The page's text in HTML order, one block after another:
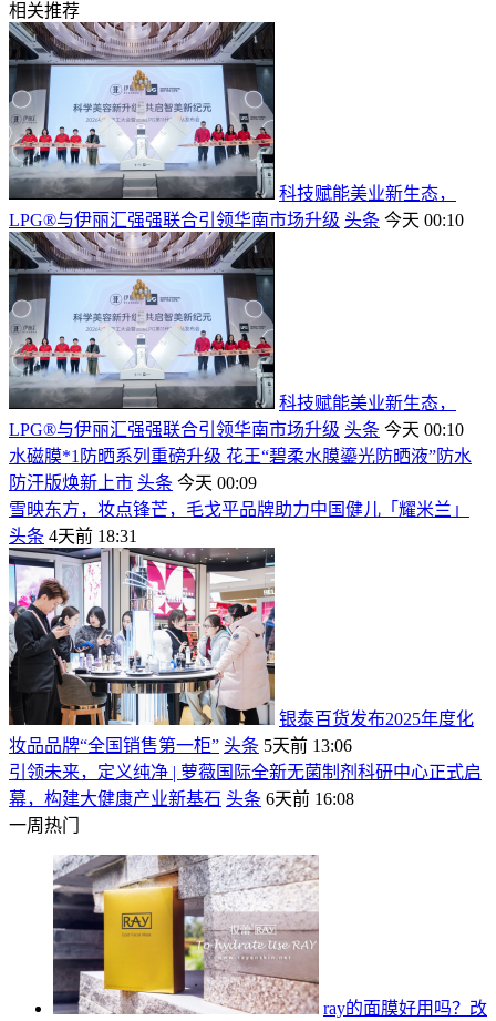
相关推荐
科技赋能美业新生态，
LPG®与伊丽汇强强联合引领华南市场升级 头条 今天 00:10
科技赋能美业新生态，
LPG®与伊丽汇强强联合引领华南市场升级 头条 今天 00:10
水磁膜*1防晒系列重磅升级 花王“碧柔水膜鎏光防晒液”防水
防汗版焕新上市 头条 今天 00:09
雪映东方，妆点锋芒，毛戈平品牌助力中国健儿「耀米兰」
头条 4天前 18:31
银泰百货发布2025年度化
妆品品牌“全国销售第一柜” 头条 5天前 13:06
引领未来，定义纯净 | 萝薇国际全新无菌制剂科研中心正式启
幕，构建大健康产业新基石 头条 6天前 16:08
一周热门
ray的面膜好用吗？改